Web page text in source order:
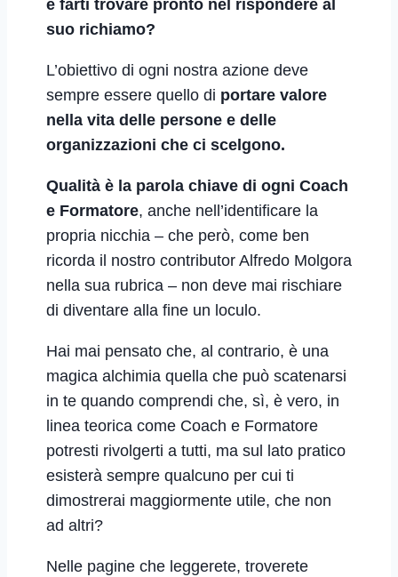
e farti trovare pronto nel rispondere al
suo richiamo?
L’obiettivo di ogni nostra azione deve
sempre essere quello di portare valore
nella vita delle persone e delle
organizzazioni che ci scelgono.
Qualità è la parola chiave di ogni Coach
e Formatore, anche nell’identificare la
propria nicchia – che però, come ben
ricorda il nostro contributor Alfredo Molgora
nella sua rubrica – non deve mai rischiare
di diventare alla fine un loculo.
Hai mai pensato che, al contrario, è una
magica alchimia quella che può scatenarsi
in te quando comprendi che, sì, è vero, in
linea teorica come Coach e Formatore
potresti rivolgerti a tutti, ma sul lato pratico
esisterà sempre qualcuno per cui ti
dimostrerai maggiormente utile, che non
ad altri?
Nelle pagine che leggerete, troverete